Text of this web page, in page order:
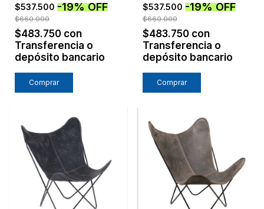
TOSTADO
$537.500 -19%OFF
$660.000
$483.750 con
Transferencia o
depósito bancario
Comprar
CASTAÑO
$537.500 -19%OFF
$660.000
$483.750 con
Transferencia o
depósito bancario
Comprar